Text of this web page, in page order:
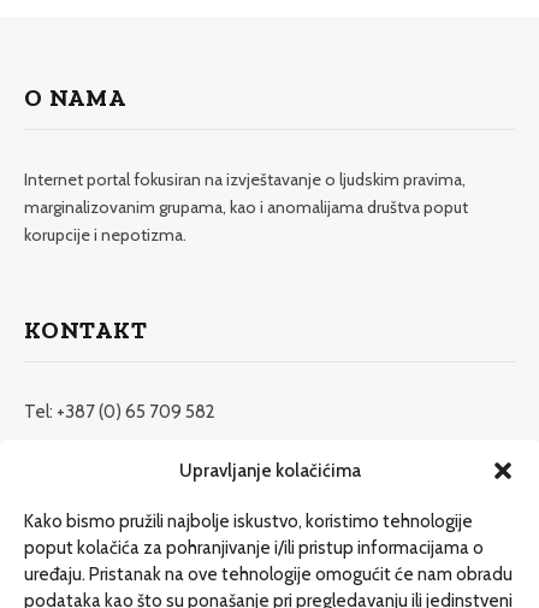
Upravljanje kolačićima
Kako bismo pružili najbolje iskustvo, koristimo tehnologije
poput kolačića za pohranjivanje i/ili pristup informacijama o
uređaju. Pristanak na ove tehnologije omogućit će nam obradu
podataka kao što su ponašanje pri pregledavanju ili jedinstveni
O NAMA
Internet portal fokusiran na izvještavanje o ljudskim pravima,
marginalizovanim grupama, kao i anomalijama društva poput
korupcije i nepotizma.
KONTAKT
Tel: +387 (0) 65 709 582
redakcija@etrafika.net
Dosije